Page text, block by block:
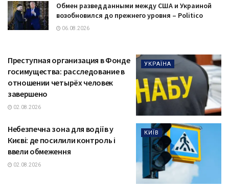
Обмен разведданными между США и Украиной
возобновился до прежнего уровня – Politico
06.08.2026
УКРАЇНА
Преступная организация в Фонде
госимущества: расследование в
отношении четырёх человек
завершено
02.08.2026
КИЇВ
Небезпечна зона для водіїв у
Києві: де посилили контроль і
ввели обмеження
02.08.2026